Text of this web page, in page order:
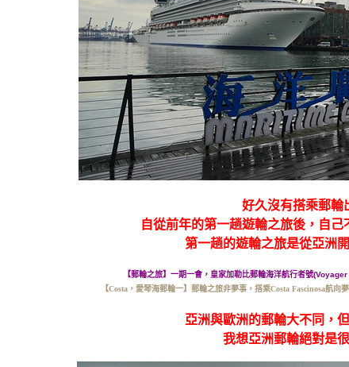
好久沒有搭乘郵輪
自從前年的第一趟遊輪之旅後，自己
第一趟的遊輪之旅是從亞洲
【郵輪之旅】一期一會，皇家加勒比郵輪海洋航行者號
【Costa，愛琴海郵輪一】郵輪之旅非夢事，搭乘Costa Fascinosa航
亞洲與歐洲的郵輪大不同，
我想亞洲郵輪絕對是